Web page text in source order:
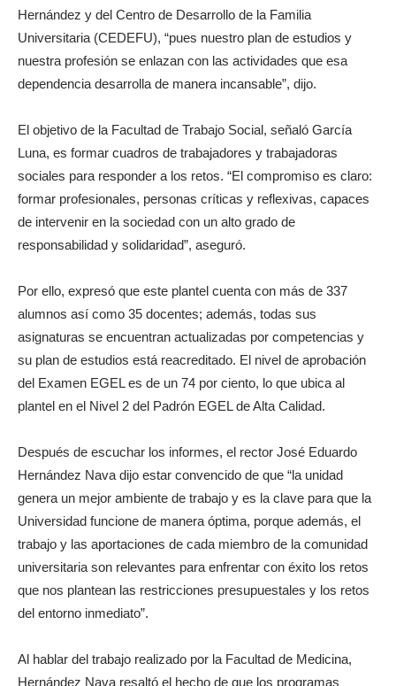
Hernández y del Centro de Desarrollo de la Familia
Universitaria (CEDEFU), “pues nuestro plan de estudios y
nuestra profesión se enlazan con las actividades que esa
dependencia desarrolla de manera incansable”, dijo.
El objetivo de la Facultad de Trabajo Social, señaló García
Luna, es formar cuadros de trabajadores y trabajadoras
sociales para responder a los retos. “El compromiso es claro:
formar profesionales, personas críticas y reflexivas, capaces
de intervenir en la sociedad con un alto grado de
responsabilidad y solidaridad”, aseguró.
Por ello, expresó que este plantel cuenta con más de 337
alumnos así como 35 docentes; además, todas sus
asignaturas se encuentran actualizadas por competencias y
su plan de estudios está reacreditado. El nivel de aprobación
del Examen EGEL es de un 74 por ciento, lo que ubica al
plantel en el Nivel 2 del Padrón EGEL de Alta Calidad.
Después de escuchar los informes, el rector José Eduardo
Hernández Nava dijo estar convencido de que “la unidad
genera un mejor ambiente de trabajo y es la clave para que la
Universidad funcione de manera óptima, porque además, el
trabajo y las aportaciones de cada miembro de la comunidad
universitaria son relevantes para enfrentar con éxito los retos
que nos plantean las restricciones presupuestales y los retos
del entorno inmediato”.
Al hablar del trabajo realizado por la Facultad de Medicina,
Hernández Nava resaltó el hecho de que los programas